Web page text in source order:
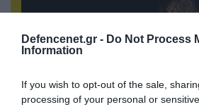
Defencenet.gr - Do Not Process
Information
If you wish to opt-out of the sale,
processing of your personal or